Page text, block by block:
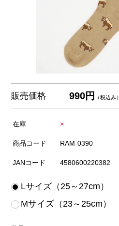
販売価格 990円 （税込み）
在庫 ×
商品コード RAM-0390
JANコード 4580600220382
Lサイズ（25～27cm）
Mサイズ（23～25cm）